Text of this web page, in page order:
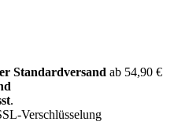
Standardversand ab 54,90 €
.
Verschlüsselung